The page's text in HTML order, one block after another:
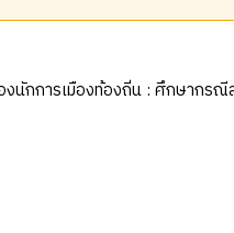
กการเมืองท้องถิ่น : ศึกษากร